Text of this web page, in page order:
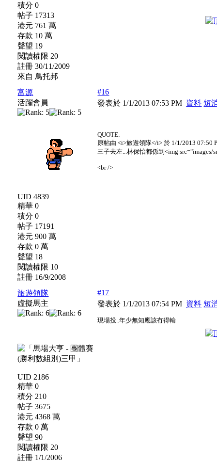
積分 0
帖子 17313
港元 761 萬
存款 10 萬
聲望 19
閱讀權限 20
註冊 30/11/2009
來自 鳥托邦
富源
活躍會員
UID 4839
精華 0
積分 0
帖子 17191
港元 900 萬
存款 0 萬
聲望 18
閱讀權限 10
註冊 16/9/2008
#16
發表於 1/1/2013 07:53 PM 資料 短
QUOTE:
原帖由 <i>旅遊領隊</i> 於 1/1/2013 07:50
三子去左...林保怡都係到<img
<br />
旅遊領隊
虛擬馬主
UID 2186
精華 0
積分 210
帖子 3675
港元 4368 萬
存款 0 萬
聲望 90
閱讀權限 20
註冊 1/1/2006
#17
發表於 1/1/2013 07:54 PM 資料 短
現場投..年少無知應該冇得輸